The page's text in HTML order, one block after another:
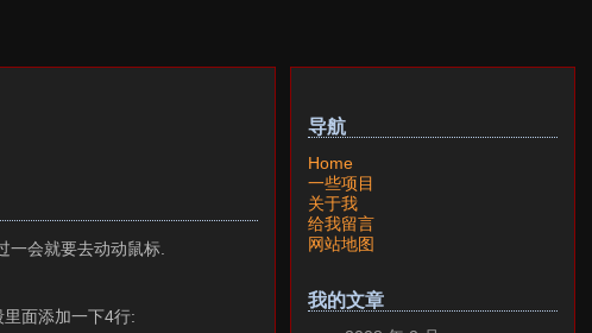
会就要去动动鼠标.
面添加一下4行:
导航
Home
一些项目
关于我
给我留言
网站地图
我的文章